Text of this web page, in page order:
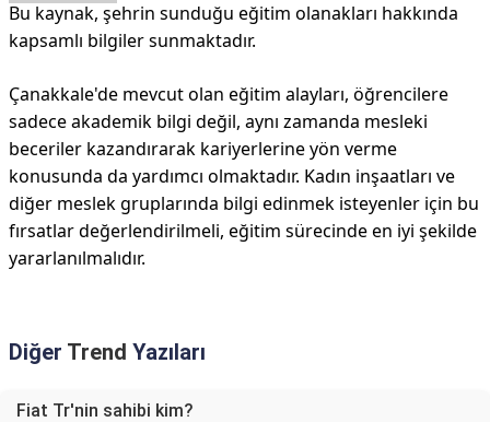
Bu kaynak, şehrin sunduğu eğitim olanakları hakkında
kapsamlı bilgiler sunmaktadır.
Çanakkale'de mevcut olan eğitim alayları, öğrencilere
sadece akademik bilgi değil, aynı zamanda mesleki
beceriler kazandırarak kariyerlerine yön verme
konusunda da yardımcı olmaktadır. Kadın inşaatları ve
diğer meslek gruplarında bilgi edinmek isteyenler için bu
fırsatlar değerlendirilmeli, eğitim sürecinde en iyi şekilde
yararlanılmalıdır.
Diğer Trend Yazıları
Fiat Tr'nin sahibi kim?